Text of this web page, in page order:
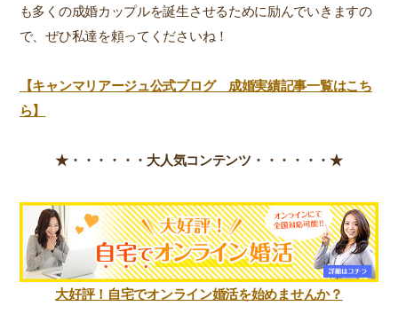
も多くの成婚カップルを誕生させるために励んでいきますの
で、ぜひ私達を頼ってくださいね！
【キャンマリアージュ公式ブログ 成婚実績記事一覧はこち
ら】
★・・・・・・ 大人気コンテンツ・・・・・・★
大好評！自宅でオンライン婚活を始めませんか？